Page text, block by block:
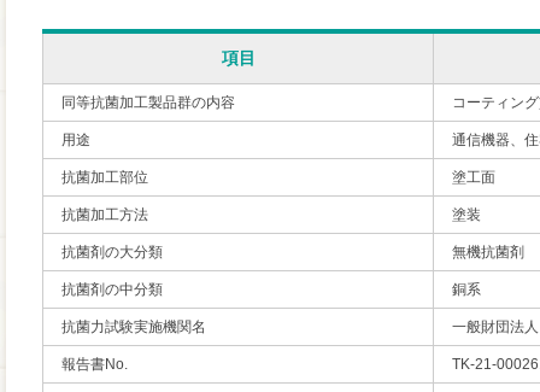
項目
同等抗菌加工製品群の内容 コーティン
用途 通信機器、
抗菌加工部位 塗工面
抗菌加工方法 塗装
抗菌剤の大分類 無機抗菌剤
抗菌剤の中分類 銅系
抗菌力試験実施機関名 一般財団法
報告書No. TK-21-